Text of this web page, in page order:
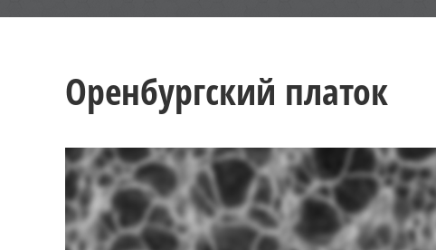
Оренбургский платок